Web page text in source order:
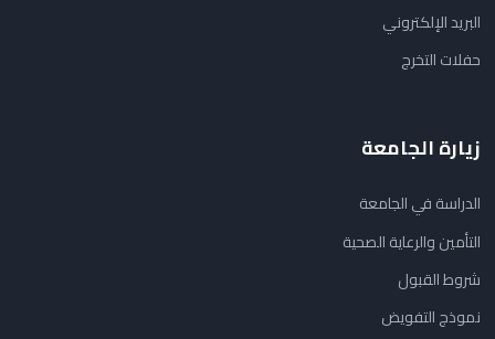
البريد الإلكتروني
حفلات التخرج
زيارة الجامعة
الدراسة في الجامعة
التأمين والرعاية الصحية
شروط القبول
نموذج التفويض